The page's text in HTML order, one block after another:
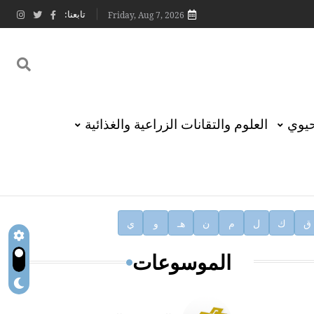
Friday, Aug 7, 2026 تابعنا:
العلوم والتقانات الزراعية والغذائية
ق ك ل م ن هـ و ي
الموسوعات